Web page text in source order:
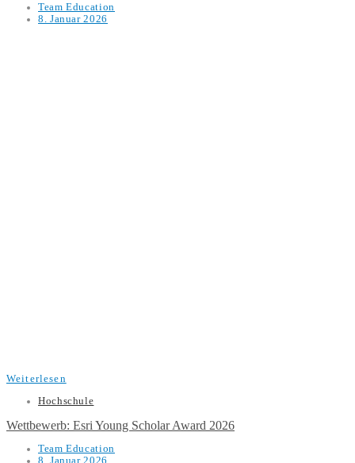
Team Education
8. Januar 2026
Weiterlesen
Hochschule
Wettbewerb: Esri Young Scholar Award 2026
Team Education
8. Januar 2026